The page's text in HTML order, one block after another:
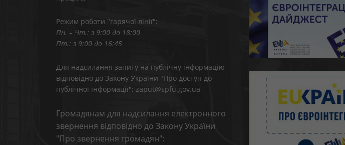
Режим роботи "гарячої лінії":
Пн. – Чт.: з 9:00 до 18:00
Пт.: з 9:00 до 16:45
Для надсилання запиту на публічну інформацію
відповідно до Закону України "Про доступ до
публічної інформації": zaput@spfu.gov.ua
Громадянам для надсилання електронного
звернення відповідно до Закону України
"Про звернення громадян":